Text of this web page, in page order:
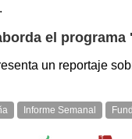
el
un reportaje
Informe Semanal